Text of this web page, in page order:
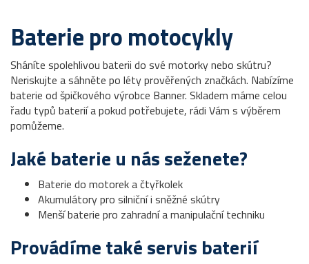
Baterie pro motocykly
Sháníte spolehlivou baterii do své motorky nebo skútru?
Neriskujte a sáhněte po léty prověřených značkách. Nabízíme
baterie od špičkového výrobce Banner. Skladem máme celou
řadu typů baterií a pokud potřebujete, rádi Vám s výběrem
pomůžeme.
Jaké baterie u nás seženete?
Baterie do motorek a čtyřkolek
Akumulátory pro silniční i sněžné skútry
Menší baterie pro zahradní a manipulační techniku
Provádíme také servis baterií